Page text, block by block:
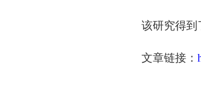
该研究得到
文章链接：